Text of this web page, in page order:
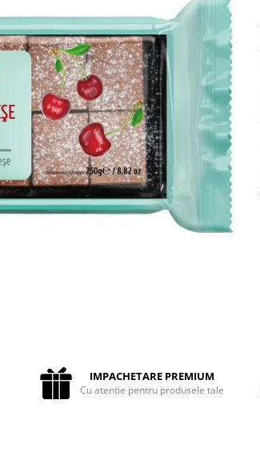
IMPACHETARE PREMIUM
Cu atentie pentru produsele tale